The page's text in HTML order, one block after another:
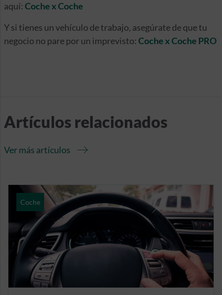
aquí: Coche x Coche
Y si tienes un vehículo de trabajo, asegúrate de que tu
negocio no pare por un imprevisto: Coche x Coche PRO
Artículos relacionados
Ver más artículos
Coche